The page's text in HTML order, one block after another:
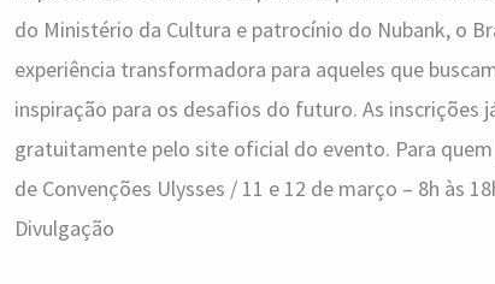
do Ministério da Cultura e patrocínio do Nubank, o
experiência transformadora para aqueles que
inspiração para os desafios do futuro. As inscrições
gratuitamente pelo site oficial do evento. Para
de Convenções Ulysses / 11 e 12 de março – 8h às
Divulgação